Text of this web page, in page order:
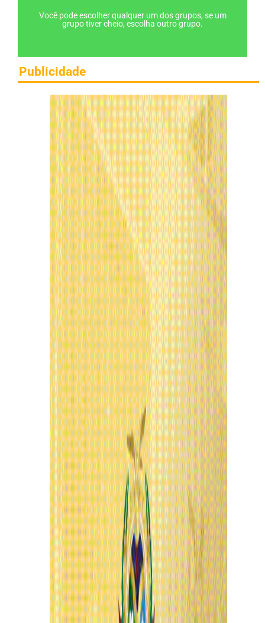
Você pode escolher qualquer um dos grupos, se um
grupo tiver cheio, escolha outro grupo.
Publicidade